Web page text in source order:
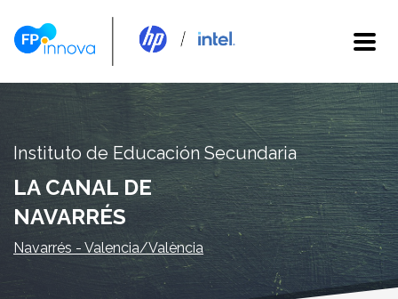
Instituto de Educación Secundaria
LA CANAL DE
NAVARRÉS
Navarrés - Valencia/València